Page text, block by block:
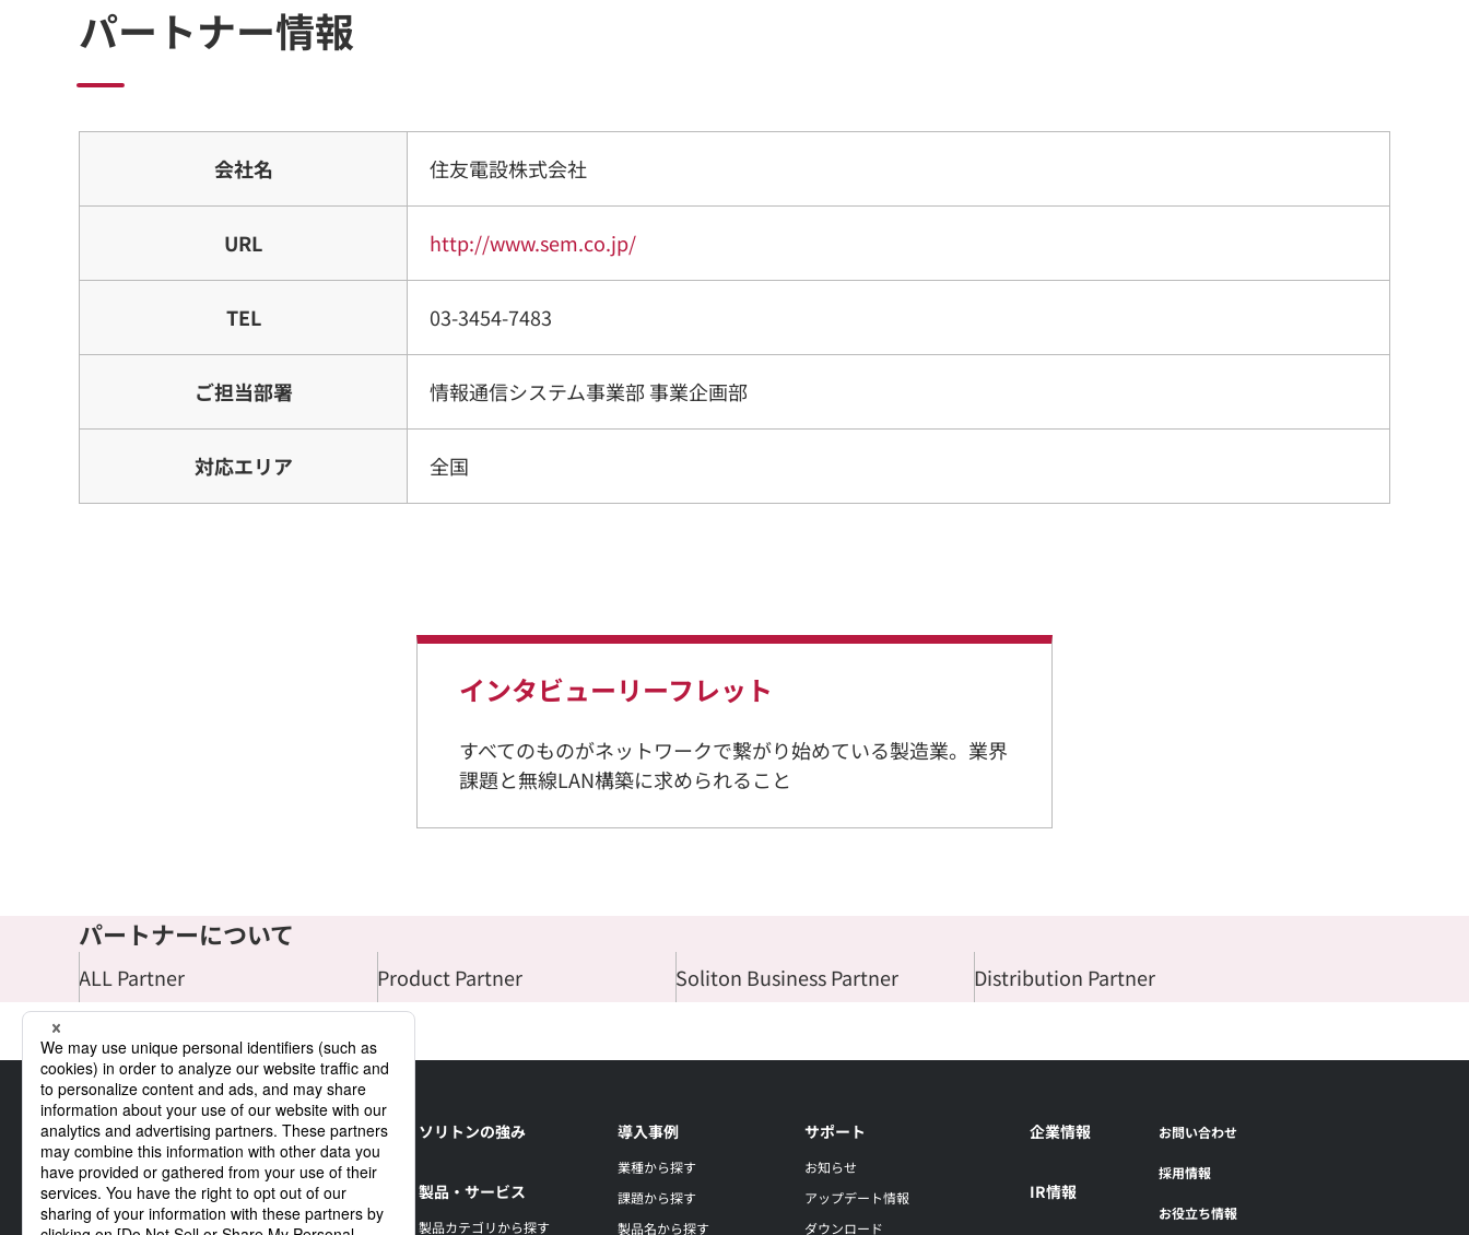
パートナー情報
会社名 住友電設株式会社
URL http://www.sem.co.jp/
TEL 03-3454-7483
ご担当部署 情報通信システム事業部 事業企画部
対応エリア 全国
インタビューリーフレット
すべてのものがネットワークで繋がり始めている製造業。業界
課題と無線LAN構築に求められること
パートナーについて
ALL Partner Product Partner Soliton Business Partner Distribution Partner
ソリトンの強み
製品・サービス
製品カテゴリから探す
導入事例
業種から探す
課題から探す
製品名から探す
サポート
お知らせ
アップデート情報
ダウンロード
企業情報
IR情報
お問い合わせ
採用情報
お役立ち情報